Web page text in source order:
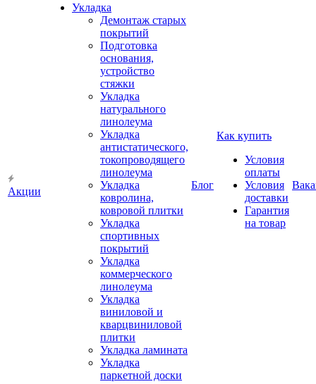
Акции
Укладка
Демонтаж старых
покрытий
Подготовка
основания,
устройство
стяжки
Укладка
натурального
линолеума
Укладка
антистатического,
токопроводящего
линолеума
Укладка
ковролина,
ковровой плитки
Укладка
спортивных
покрытий
Укладка
коммерческого
линолеума
Укладка
виниловой и
кварцвиниловой
плитки
Укладка ламината
Укладка
паркетной доски
Блог
Как купить
Условия
оплаты
Условия
доставки
Гарантия
на товар